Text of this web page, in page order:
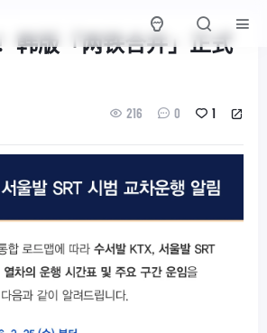
韩版「两铁合并」正式
216 0 1